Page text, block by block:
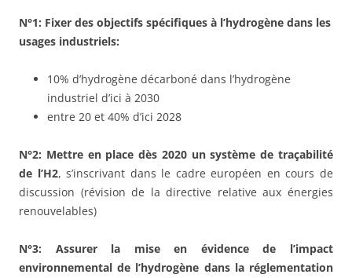
N°1: Fixer des objectifs spécifiques à l’hydrogène dans les
usages industriels:
10% d’hydrogène décarboné dans l’hydrogène
industriel d’ici à 2030
entre 20 et 40% d’ici 2028
N°2: Mettre en place dès 2020 un système de traçabilité
de l’H2, s’inscrivant dans le cadre européen en cours de
discussion (révision de la directive relative aux énergies
renouvelables)
N°3: Assurer la mise en évidence de l’impact
environnemental de l’hydrogène dans la réglementation